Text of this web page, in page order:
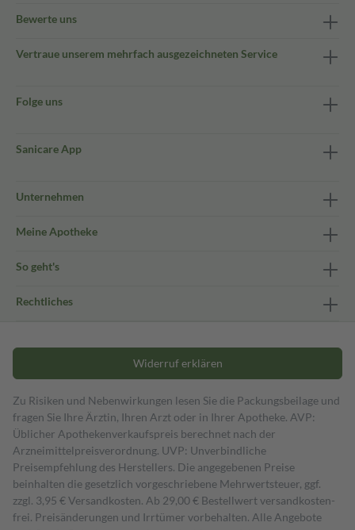
Bewerte uns
Vertraue unserem mehrfach ausgezeichneten Service
Folge uns
Sanicare App
Unternehmen
Meine Apotheke
So geht's
Rechtliches
Widerruf erklären
Zu Risiken und Nebenwirkungen lesen Sie die Packungsbeilage und
fragen Sie Ihre Ärztin, Ihren Arzt oder in Ihrer Apotheke. AVP:
Üblicher Apothekenverkaufspreis berechnet nach der
Arzneimittelpreisverordnung. UVP: Unverbindliche
Preisempfehlung des Herstellers. Die angegebenen Preise
beinhalten die gesetzlich vorgeschriebene Mehrwertsteuer, ggf.
zzgl. 3,95 € Versandkosten. Ab 29,00 € Bestell­wert versand­kosten­
frei. Preisänderungen und Irrtümer vorbehalten. Alle Angebote